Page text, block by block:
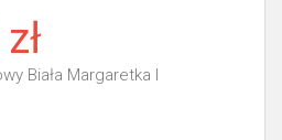
Biała Margaretka I